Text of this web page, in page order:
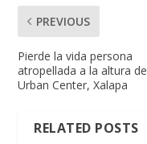
PREVIOUS
Pierde la vida persona
atropellada a la altura de
Urban Center, Xalapa
RELATED POSTS